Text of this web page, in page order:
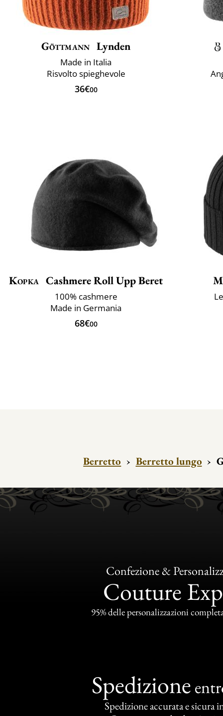
Göttmann Lynden
Made in Italia
Risvolto spieghevole
36€00
Kopka Cashmere Roll Upp Beret
100% cashmere
Made in Germania
68€00
Berretto › Berretto lungo ›
Confezione &
Couture
95% delle personalizzazioni
Spedizione
Spedizione accurata e sicura